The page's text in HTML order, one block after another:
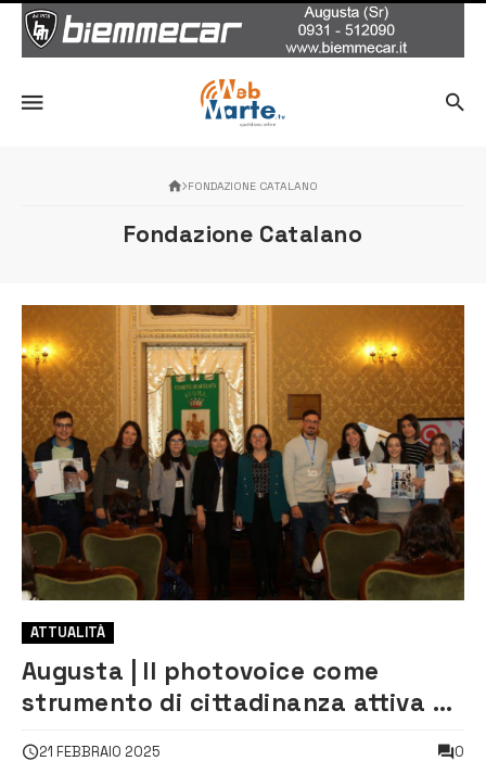
FONDAZIONE CATALANO
Fondazione Catalano
ATTUALITÀ
Augusta | Il photovoice come
strumento di cittadinanza attiva al
21 FEBBRAIO 2025 0